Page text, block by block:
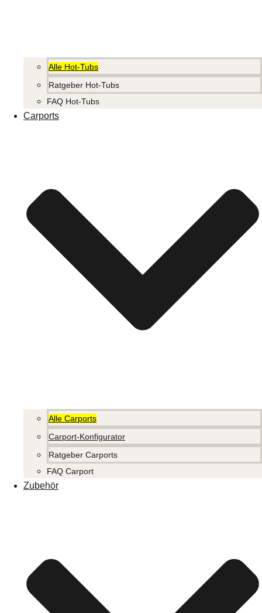
Alle Hot-Tubs
Ratgeber Hot-Tubs
FAQ Hot-Tubs
Carports
Alle Carports
Carport-Konfigurator
Ratgeber Carports
FAQ Carport
Zubehör